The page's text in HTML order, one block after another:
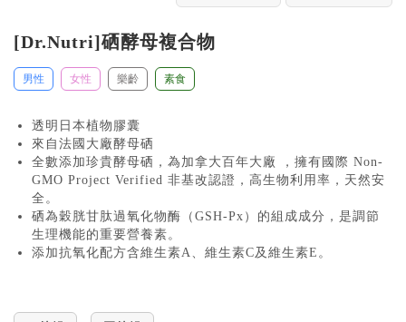
[Dr.Nutri]硒酵母複合物
男性 女性 樂齡 素食
透明日本植物膠囊
來自法國大廠酵母硒
全數添加珍貴酵母硒，為加拿大百年大廠 ，擁有國際 Non-
GMO Project Verified 非基改認證，高生物利用率，天然安
全。
硒為穀胱甘肽過氧化物酶（GSH-Px）的組成成分，是調節
生理機能的重要營養素。
添加抗氧化配方含維生素A、維生素C及維生素E。